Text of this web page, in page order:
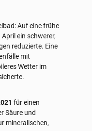
Auf eine frühe
ein schwerer,
reduzierte. Eine
mit
Wetter im
für einen
Säure und
mineralischen,